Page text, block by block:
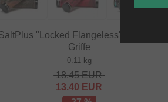
"Locked Flangeless" Lock-On
Griffe
0.11 kg
18.45EUR
13.40 EUR